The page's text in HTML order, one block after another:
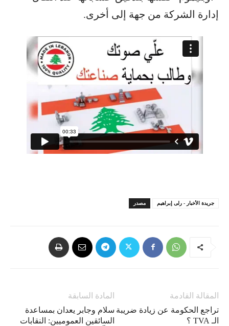
إدارة الشركة من جهة إلى أخرى.
مصدر جريدة الأخبار - رلى إبراهيم
المادة السابقة
سلام وجابر يعدان بمساعدة
السائقين العموميين: النقابات
المقالة القادمة
تراجع الحكومة عن زيادة ضريبة
الـ TVA ؟